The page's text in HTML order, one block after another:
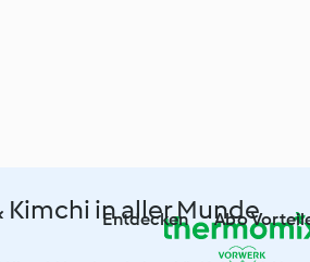
Entdecken Abo
Kimchi in aller Munde